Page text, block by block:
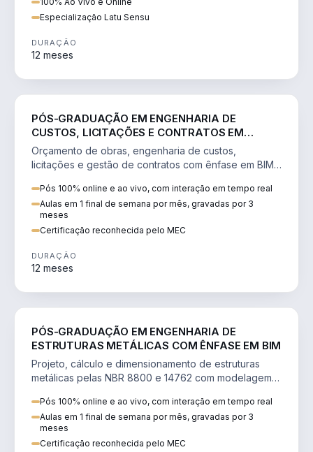
Especialização Latu Sensu
DURAÇÃO
12 meses
PÓS-GRADUAÇÃO EM ENGENHARIA DE
CUSTOS, LICITAÇÕES E CONTRATOS EM
PROJETOS E OBRAS COM ÊNFASE EM BIM
Orçamento de obras, engenharia de custos,
licitações e gestão de contratos com ênfase em BIM,
Pós 100% online e ao vivo, com interação em tempo real
Aulas em 1 final de semana por mês, gravadas por 3
meses
Certificação reconhecida pelo MEC
DURAÇÃO
12 meses
PÓS-GRADUAÇÃO EM ENGENHARIA DE
ESTRUTURAS METÁLICAS COM ÊNFASE EM BIM
Projeto, cálculo e dimensionamento de estruturas
metálicas pelas NBR 8800 e 14762 com modelagem
Pós 100% online e ao vivo, com interação em tempo real
Aulas em 1 final de semana por mês, gravadas por 3
meses
Certificação reconhecida pelo MEC